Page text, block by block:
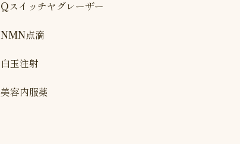
Qスイッチヤグレーザー
NMN点滴
白玉注射
美容内服薬